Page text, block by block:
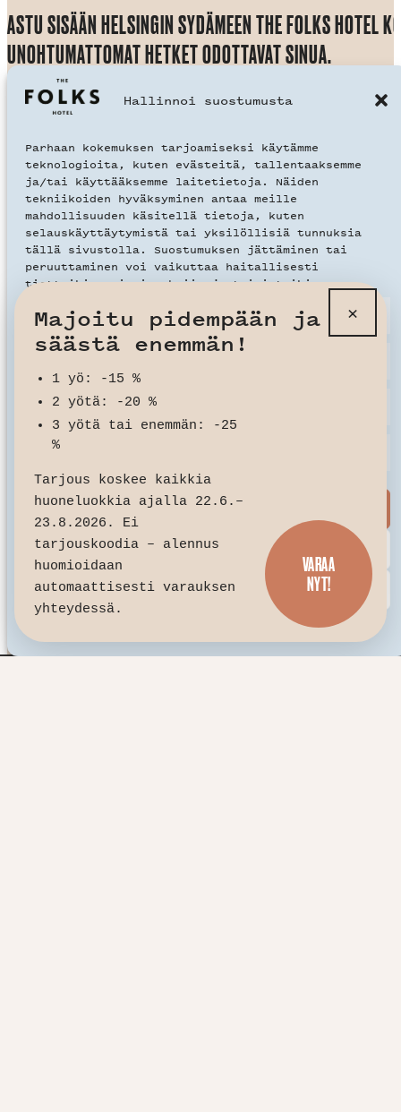
Hallinnoi suostumusta
Parhaan kokemuksen tarjoamiseksi käytämme
teknologioita, kuten evästeitä, tallentaaksemme
ja/tai käyttääksemme laitetietoja. Näiden
tekniikoiden hyväksyminen antaa meille
mahdollisuuden käsitellä tietoja, kuten
selauskäyttäytymistä tai yksilöllisiä tunnuksia
tällä sivustolla. Suostumuksen jättäminen tai
peruuttaminen voi vaikuttaa haitallisesti
tiettyihin ominaisuuksiin ja toimintoihin.
Toiminnalliset Aina aktiivinen
Tilastot
Markkinointi
Hyväksy
Kiellä
Tallenna asetukset
Tietosuojalausunto
ASTU SISÄÄN HELSINGIN SYDÄMEEN THE FOLKS HOTEL
UNOHTUMATTOMAT HETKET ODOTTAVAT SINUA.
Liity uutiskirjelistalle, saat -10% ja
Olen lukenut ja hyväksyn
THE FOLKS HOTEL KONEPAJA
Aleksis Kiven Katu 21-23,
00510 Helsinki
+358 10 207 4700
+358 50 340 6680
info@folkshotels.fi
RYHMÄT, KOKOUKSET JA TILAISUUDET
+358 10 207 4712
sales@folkshotels.fi
SEURAA MEITÄ
×
Majoitu pidempään ja
säästä enemmän!
1 yö: -15 %
2 yötä: -20 %
3 yötä tai enemmän: -25
%
Tarjous koskee kaikkia
huoneluokkia ajalla 22.6.–
23.8.2026. Ei
tarjouskoodia – alennus
huomioidaan
automaattisesti varauksen
yhteydessä.
VARAA
NYT!